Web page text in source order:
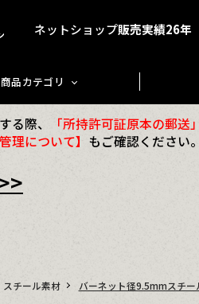
ネットショップ販売実績26年
商品カテゴリ
る際、 「所持許可証原本の郵
理について】 もご確認ください。
スチール素材 バーネット径9.5mmスチー